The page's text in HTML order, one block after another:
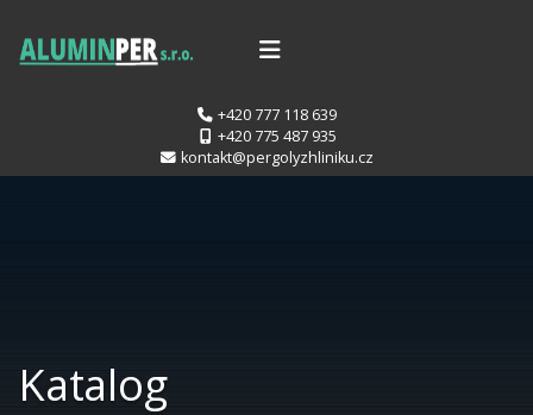
+420 777 118 639
+420 775 487 935
kontakt@pergolyzhliniku.cz
Katalog